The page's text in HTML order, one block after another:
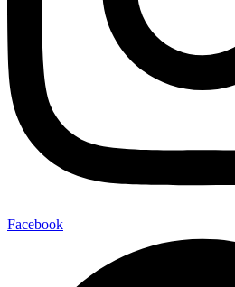
Facebook